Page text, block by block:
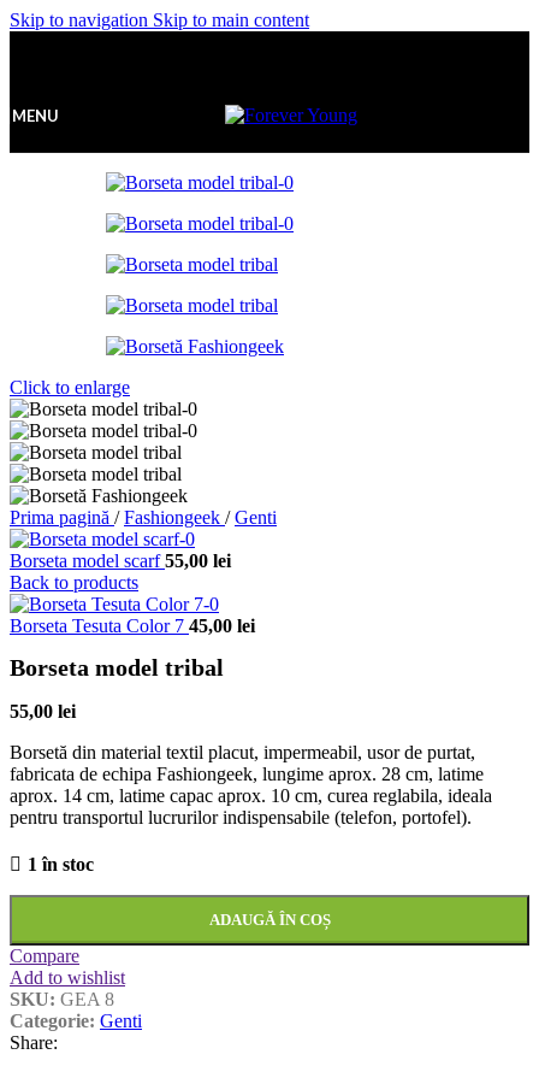
Skip to navigation Skip to main content
MENU
Click to enlarge
Prima pagină / Fashiongeek / Genti
Borseta model scarf55,00 lei
Back to products
Borseta Tesuta Color 7 45,00 lei
Borseta model tribal
55,00 lei
Borsetă din material textil placut, impermeabil, usor de purtat,
fabricata de echipa Fashiongeek, lungime aprox. 28 cm, latime
aprox. 14 cm, latime capac aprox. 10 cm, curea reglabila, ideala
pentru transportul lucrurilor indispensabile (telefon, portofel).
1 în stoc
ADAUGĂ ÎN COȘ
Compare
Add to wishlist
SKU: GEA 8
Categorie: Genti
Share: